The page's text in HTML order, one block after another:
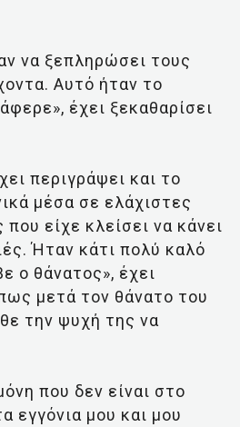
να ξεπληρώσει τους
Αυτό ήταν το
έχει ξεκαθαρίσει
περιγράψει και το
μέσα σε ελάχιστες
είχε κλείσει να κάνει
Ήταν κάτι πολύ καλό
ο θάνατος», έχει
μετά τον θάνατο του
την ψυχή της να
που δεν είναι στο
εγγόνια μου και μου